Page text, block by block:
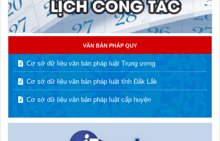
VĂN BẢN PHÁP QUY
Cơ sở dữ liệu văn bản pháp luật Trung ương
Cơ sở dữ liệu văn bản pháp luật tỉnh Đắk Lắk
Cơ sở dữ liệu văn bản pháp luật cấp huyện